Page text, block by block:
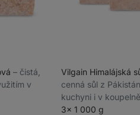
⁠–⁠ čistá,
v
Vilgain Himalájská
cenná sůl z
kuchyni i v koupelně
3× 1 000 g